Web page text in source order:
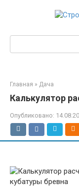
Поиск:
Главная » Дача
Калькулятор
Опубликовано: